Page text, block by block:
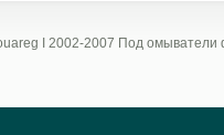
I 2002-2007 Под омыватели